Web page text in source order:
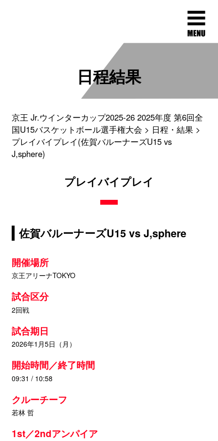
日程結果
京王 Jr.ウインターカップ2025-26 2025年度 第6回全
国U15バスケットボール選手権大会
日程・結果
プレイバイプレイ(佐賀バルーナーズU15 vs
J,sphere)
プレイバイプレイ
佐賀バルーナーズU15 vs J,sphere
開催場所
京王アリーナTOKYO
試合区分
2回戦
試合期日
2026年1月5日（月）
開始時間／終了時間
09:31 / 10:58
クルーチーフ
若林 哲
1st／2ndアンパイア